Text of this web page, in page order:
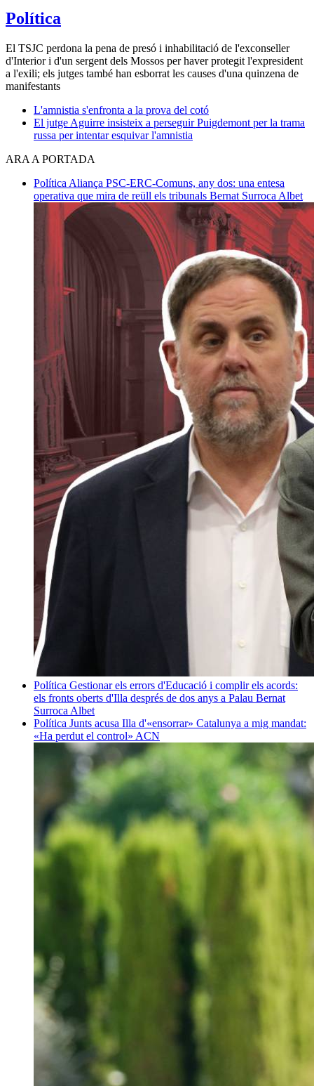
Política
El TSJC perdona la pena de presó i inhabilitació de l'exconseller
d'Interior i d'un sergent dels Mossos per haver protegit l'expresident
a l'exili; els jutges també han esborrat les causes d'una quinzena de
manifestants
L'amnistia s'enfronta a la prova del cotó
El jutge Aguirre insisteix a perseguir Puigdemont per la trama
russa per intentar esquivar l'amnistia
ARA A PORTADA
Política Aliança PSC-ERC-Comuns, any dos: una entesa
operativa que mira de reüll els tribunals Bernat Surroca Albet
Política Gestionar els errors d'Educació i complir els acords:
els fronts oberts d'Illa després de dos anys a Palau Bernat
Surroca Albet
Política Junts acusa Illa d'«ensorrar» Catalunya a mig mandat:
«Ha perdut el control» ACN